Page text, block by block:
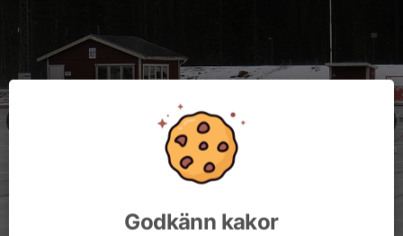
Godkänn kakor